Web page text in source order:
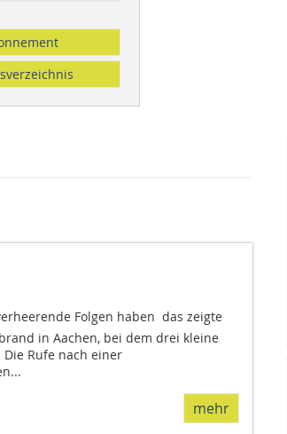
Folgen haben  das zeigte
in Aachen, bei dem drei kleine
Rufe nach einer
mehr